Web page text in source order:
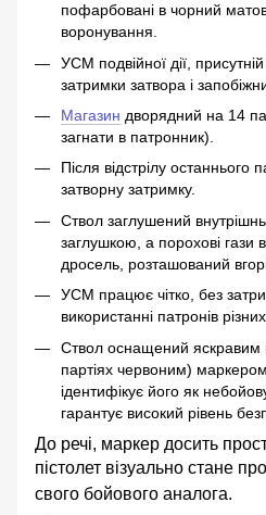
пофарбовані в чорний
воронування.
УСМ подвійної дії,
затримки затвора і
Магазин дворядний на 14
загнати в патронник).
Після відстрілу
затворну затримку.
Ствол заглушений
заглушкою, а порохові гази
дросель, розташований
УСМ працює чітко, без
використанні патронів
Ствол оснащений
партіях червоним)
ідентифікує його як
гарантує високий рівень
До речі, маркер досить
пістолет візуально стане
свого бойового аналога.